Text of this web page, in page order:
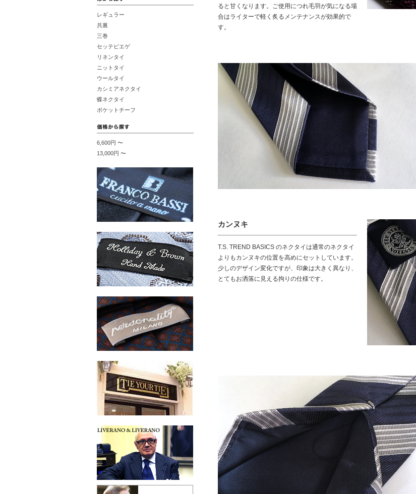
レギュラー
共裏
三巻
セッテピエゲ
リネンタイ
ニットタイ
ウールタイ
カシミアネクタイ
蝶ネクタイ
ポケットチーフ
6,600円 〜
13,000円 〜
ると甘くなります。ご使用につれ毛羽が気になる場
合はライターで軽く炙るメンテナンスが効果的で
す。
カンヌキ
T.S. TREND BASICS のネクタイは通常のネクタイ
よりもカンヌキの位置を高めにセットしています。
少しのデザイン変化ですが、印象は大きく異なり、
とてもお洒落に見える拘りの仕様です。